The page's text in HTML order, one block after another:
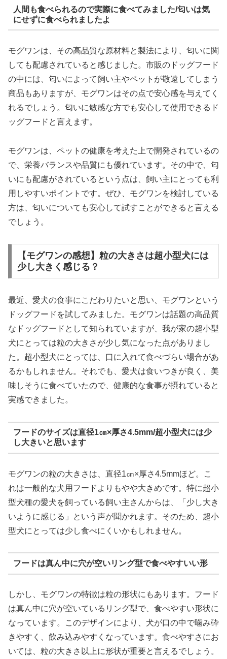
人間も食べられるので実際に食べてみました/匂いは気
にせずに食べられましたよ
モグワンは、その高品質な原材料と製法により、匂いに関
しても配慮されていると感じました。市販のドッグフード
の中には、匂いによって飼い主やペットが敬遠してしまう
商品もありますが、モグワンはその点で安心感を与えてく
れるでしょう。匂いに敏感な方でも安心して使用できるド
ッグフードと言えます。
モグワンは、ペットの健康を考えた上で開発されているの
で、栄養バランスや品質にも優れています。その中で、匂
いにも配慮がされているという点は、飼い主にとっても利
用しやすいポイントです。ぜひ、モグワンを検討している
方は、匂いについても安心して試すことができると言える
でしょう。
【モグワンの感想】粒の大きさは超小型犬には
少し大きく感じる？
最近、愛犬の食事にこだわりたいと思い、モグワンという
ドッグフードを試してみました。モグワンは話題の高品質
なドッグフードとして知られていますが、我が家の超小型
犬にとっては粒の大きさが少し気になった点がありまし
た。超小型犬にとっては、口に入れて食べづらい場合があ
るかもしれません。それでも、愛犬は食いつきが良く、美
味しそうに食べていたので、健康的な食事が摂れていると
実感できました。
フードのサイズは直径1㎝×厚さ4.5mm/超小型犬には少
し大きいと思います
モグワンの粒の大きさは、直径1㎝×厚さ4.5mmほど。こ
れは一般的な犬用フードよりもやや大きめです。特に超小
型犬種の愛犬を飼っている飼い主さんからは、「少し大き
いように感じる」という声が聞かれます。そのため、超小
型犬にとっては少し食べにくいかもしれません。
フードは真ん中に穴が空いリング型で食べやすいい形
しかし、モグワンの特徴は粒の形状にもあります。フード
は真ん中に穴が空いているリング型で、食べやすい形状に
なっています。このデザインにより、犬が口の中で噛み砕
きやすく、飲み込みやすくなっています。食べやすさにお
いては、粒の大きさ以上に形状が重要と言えるでしょう。